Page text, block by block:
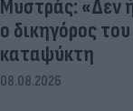
Μυστράς: «Δεν
ο δικηγόρος
καταψύκτη
08.08.2026